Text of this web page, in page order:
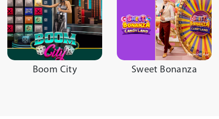
Boom City Sweet Bonanza